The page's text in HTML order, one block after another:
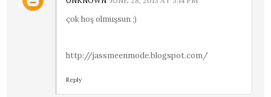
çok hoş olmuşsun ;)
http://jassmeenmode.blogspot.com/
Reply